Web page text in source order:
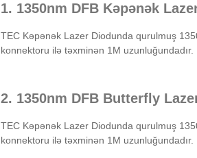
1. 1350nm DFB Kəpənək
TEC Kəpənək Lazer Diodunda qurulmuş
konnektoru ilə təxminən 1M
2. 1350nm DFB Butterfly
TEC Kəpənək Lazer Diodunda qurulmuş
konnektoru ilə təxminən 1M